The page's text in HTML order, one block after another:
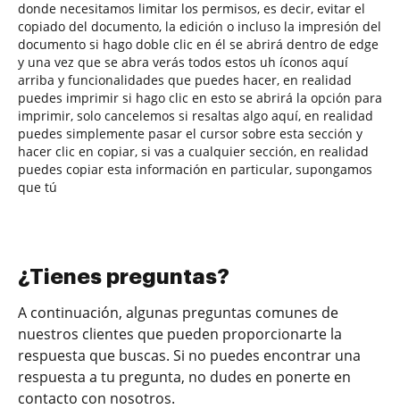
donde necesitamos limitar los permisos, es decir, evitar el
copiado del documento, la edición o incluso la impresión del
documento si hago doble clic en él se abrirá dentro de edge
y una vez que se abra verás todos estos uh íconos aquí
arriba y funcionalidades que puedes hacer, en realidad
puedes imprimir si hago clic en esto se abrirá la opción para
imprimir, solo cancelemos si resaltas algo aquí, en realidad
puedes simplemente pasar el cursor sobre esta sección y
hacer clic en copiar, si vas a cualquier sección, en realidad
puedes copiar esta información en particular, supongamos
que tú
¿Tienes preguntas?
A continuación, algunas preguntas comunes de
nuestros clientes que pueden proporcionarte la
respuesta que buscas. Si no puedes encontrar una
respuesta a tu pregunta, no dudes en ponerte en
contacto con nosotros.